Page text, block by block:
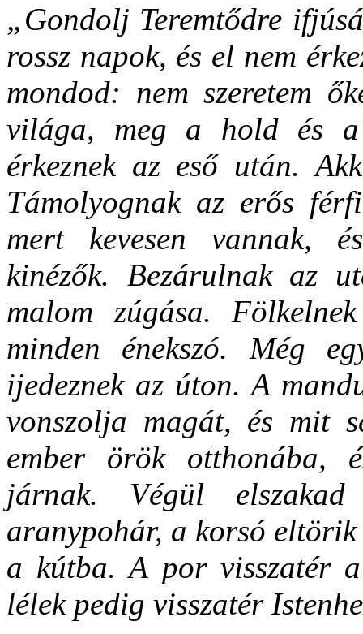
„Gondolj Teremtődre
rossz napok, és el nem
mondod: nem szeretem
világa, meg a hold és
érkeznek az eső után.
Támolyognak az erős
mert kevesen vannak,
kinézők. Bezárulnak az
malom zúgása.
minden énekszó. Még
ijedeznek az úton. A
vonszolja magát, és mit
ember örök otthonába,
járnak. Végül
aranypohár, a korsó
a kútba. A por visszatér
lélek pedig visszatér